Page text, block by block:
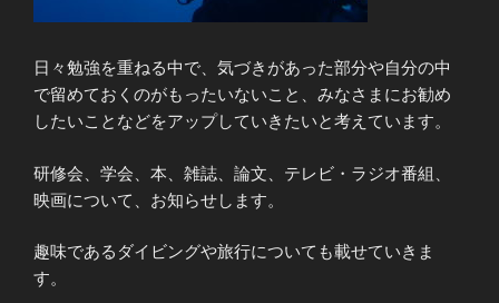
日々勉強を重ねる中で、気づきがあった部分や自分の中
で留めておくのがもったいないこと、みなさまにお勧め
したいことなどをアップしていきたいと考えています。
研修会、学会、本、雑誌、論文、テレビ・ラジオ番組、
映画について、お知らせします。
趣味であるダイビングや旅行についても載せていきま
す。